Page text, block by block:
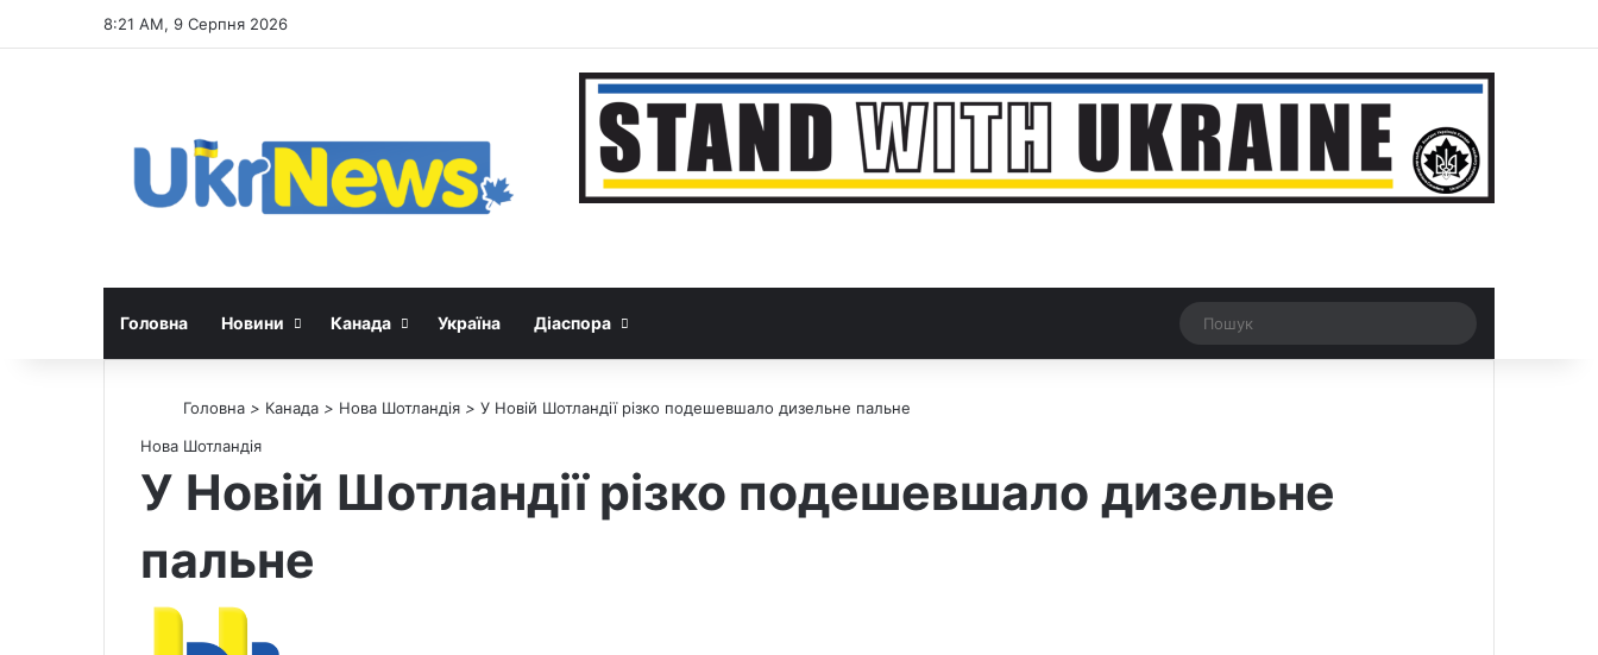
8:21 AM, 9 Серпня 2026
Google News
Threads
Головна Новини Канада Україна Діаспора Рандомна новина
Switch skin
Головна > Канада > Нова Шотландія > У Новій Шотландії різко подешевшало дизельне пальне
Нова Шотландія
У Новій Шотландії різко подешевшало дизельне
пальне